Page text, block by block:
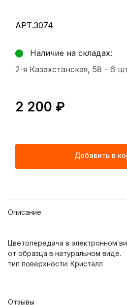
АРТ.3074
Наличие на складах:
2-я Казахстанская, 58 - 6
2 200 ₽
Добавить в
Описание
Цветопередача в электронном
от образца в натуральном виде.
тип поверхности: Кристалл
Отзывы